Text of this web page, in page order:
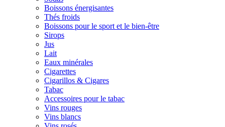
Boissons énergisantes
Thés froids
Boissons pour le sport et le bien-être
Sirops
Jus
Lait
Eaux minérales
Cigarettes
Cigarillos & Cigares
Tabac
Accessoires pour le tabac
Vins rouges
Vins blancs